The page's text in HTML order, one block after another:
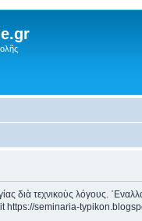
διὰ τεχνικοὺς λόγους.
https://seminaria-